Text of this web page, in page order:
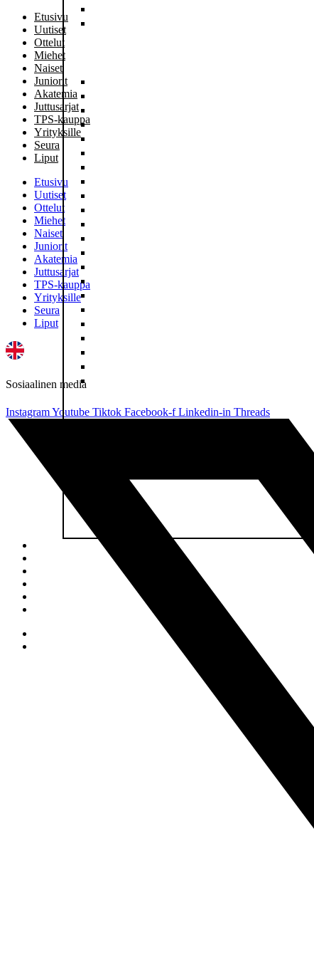
Etusivu
Uutiset
Ottelut
Miehet
Naiset
Juniorit
Akatemia
Juttusarjat
TPS-kauppa
Yrityksille
Seura
Liput
Etusivu
Uutiset
Ottelut
Miehet
Naiset
Juniorit
Akatemia
Juttusarjat
TPS-kauppa
Yrityksille
Seura
Liput
Sosiaalinen media
InstagramYoutube Tiktok Facebook-f Linkedin-in Threads